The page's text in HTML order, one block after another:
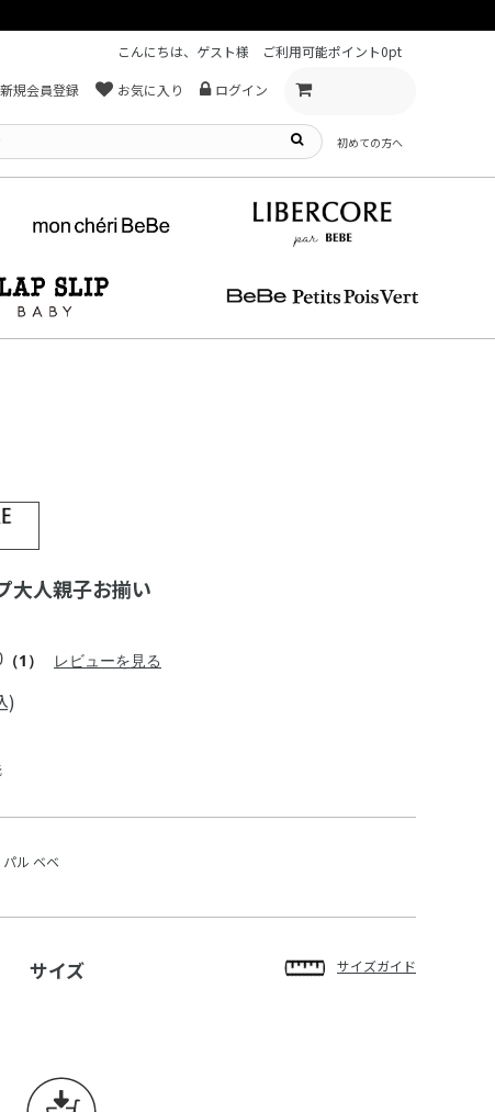
こんにちは、ゲスト様
ご利用可能ポイント0pt
新規会員登録 お気に入り ログイン
初めての方へ
大人親子お揃い
（1） レビューを見る
)
パル ベベ
サイズ サイズガイド